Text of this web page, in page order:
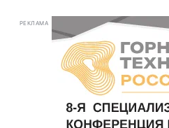
РЕКЛАМА